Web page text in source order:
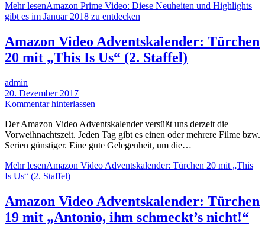
Mehr lesenAmazon Prime Video: Diese Neuheiten und Highlights
gibt es im Januar 2018 zu entdecken
Amazon Video Adventskalender: Türchen
20 mit „This Is Us“ (2. Staffel)
admin
20. Dezember 2017
Kommentar hinterlassen
Der Amazon Video Adventskalender versüßt uns derzeit die
Vorweihnachtszeit. Jeden Tag gibt es einen oder mehrere Filme bzw.
Serien günstiger. Eine gute Gelegenheit, um die…
Mehr lesenAmazon Video Adventskalender: Türchen 20 mit „This
Is Us“ (2. Staffel)
Amazon Video Adventskalender: Türchen
19 mit „Antonio, ihm schmeckt’s nicht!“